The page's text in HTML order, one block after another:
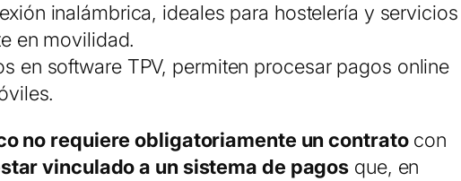
inalámbrica, ideales para hostelería y servicios
en movilidad.
en software TPV, permiten procesar pagos online
no requiere obligatoriamente un contratocon
vinculado a un sistema de pagos que, en